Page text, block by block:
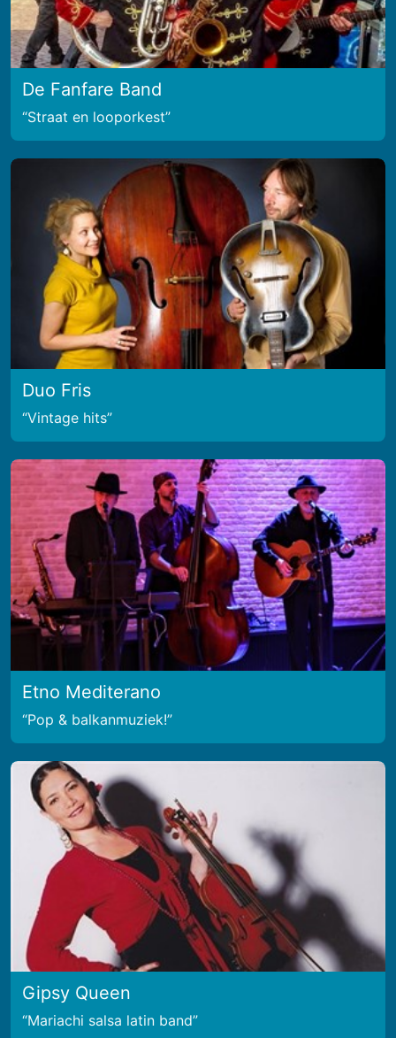
De Fanfare Band
Straat en looporkest
Duo Fris
Vintage hits
Etno Mediterano
Pop & balkanmuziek!
Gipsy Queen
Mariachi salsa latin band